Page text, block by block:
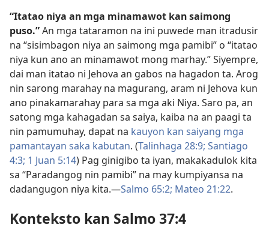
“Itatao niya an mga minamawot kan saimong
puso.”An mga tataramon na ini puwede man itradusir
na “sisimbagon niya an saimong mga pamibi” o “itatao
niya kun ano an minamawot mong marhay.” Siyempre,
dai man itatao ni Jehova an gabos na hagadon ta. Arog
nin sarong marahay na magurang, aram ni Jehova kun
ano pinakamarahay para sa mga aki Niya. Saro pa, an
satong mga kahagadan sa saiya, kaiba na an paagi ta
nin pamumuhay, dapat na kauyon kan saiyang mga
pamantayan saka kabutan. (Talinhaga 28:9; Santiago
4:3; 1 Juan 5:14) Pag ginigibo ta iyan, makakadulok kita
sa “Paradangog nin pamibi” na may kumpiyansa na
dadangugon niya kita.—Salmo 65:2; Mateo 21:22.
Konteksto kan Salmo 37:4